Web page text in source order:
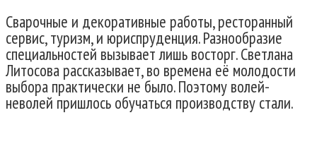
Сварочные и декоративные работы, ресторанный
сервис, туризм, и юриспруденция. Разнообразие
специальностей вызывает лишь восторг. Светлана
Литосова рассказывает, во времена её молодости
выбора практически не было. Поэтому волей-
неволей пришлось обучаться производству стали.